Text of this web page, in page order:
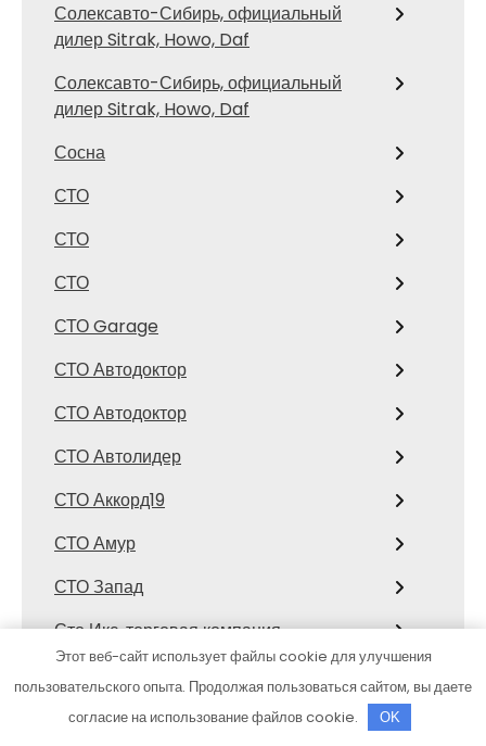
Солексавто-Сибирь, официальный
дилер Sitrak, Howo, Daf
Солексавто-Сибирь, официальный
дилер Sitrak, Howo, Daf
Сосна
СТО
СТО
СТО
СТО Garage
СТО Автодоктор
СТО Автодоктор
СТО Автолидер
СТО Аккорд19
СТО Амур
СТО Запад
Сто Икс, торговая компания
Mitsubishi
Этот веб-сайт использует файлы cookie для улучшения
пользовательского опыта. Продолжая пользоваться сайтом, вы даете
согласие на использование файлов cookie.
OK